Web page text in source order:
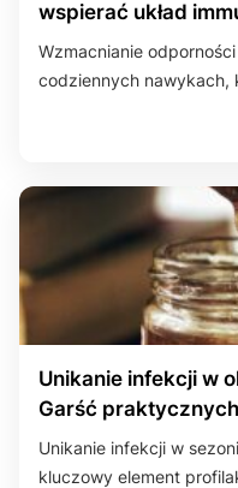
wspierać układ
Wzmacnianie
codziennych nawykach,
Unikanie infekcji w
Garść
Unikanie infekcji w
kluczowy element